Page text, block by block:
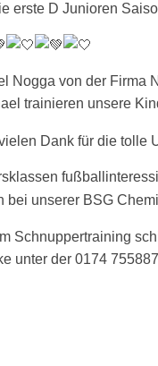
erste D Junioren
Nogga von der Firma
trainieren unsere
Dank für die tolle
bei unserer BSG
Schnuppertraining
unter der 0174